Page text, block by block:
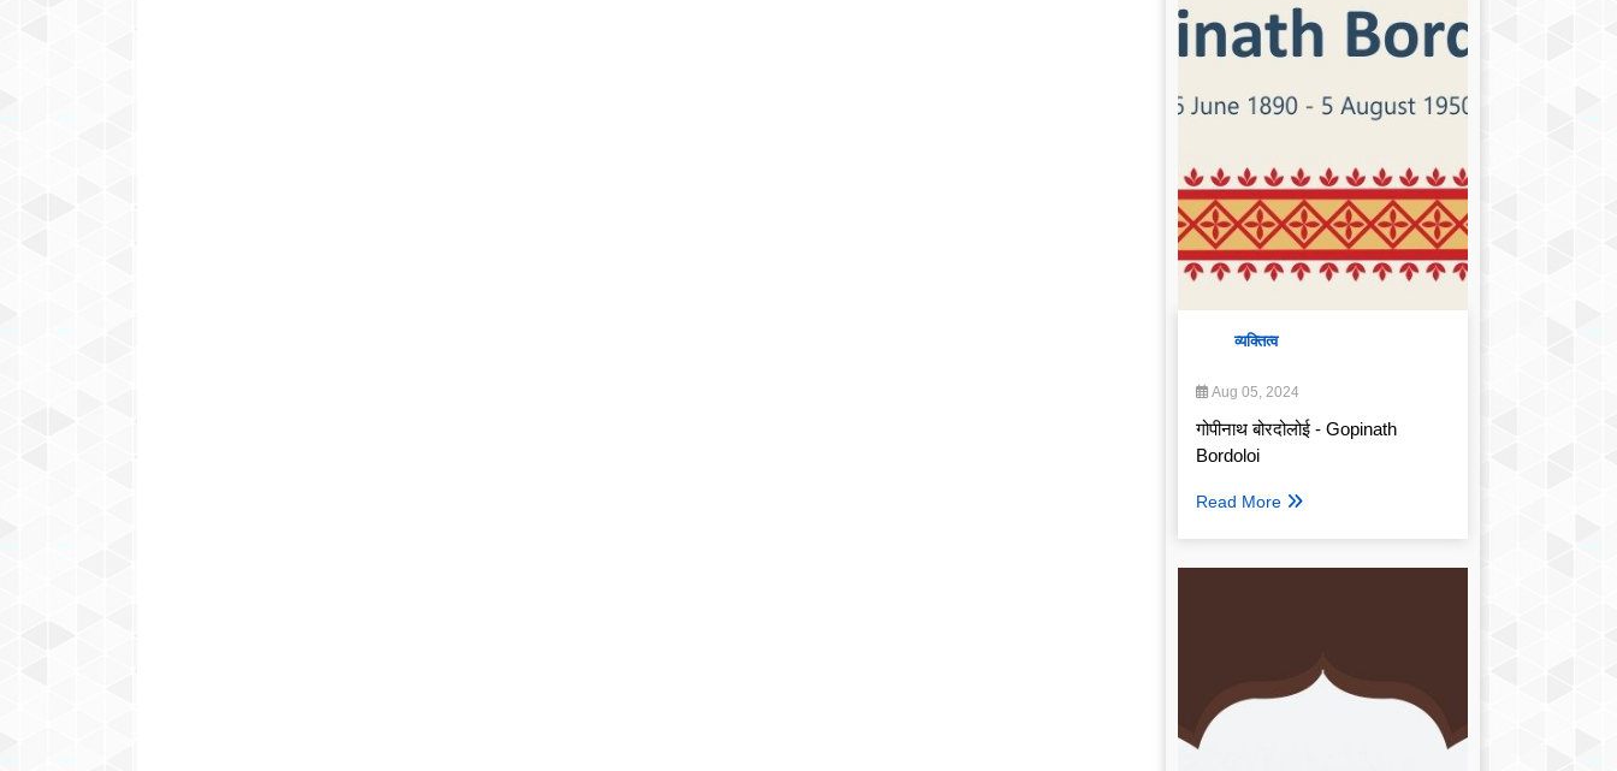
व्यक्तित्व
Aug 05, 2024
गोपीनाथ बोरदोलोई - Gopinath
Bordoloi
Read More